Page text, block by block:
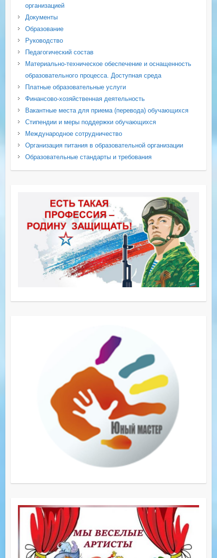
организацией
Документы
Образование
Руководство
Педагогический состав
Материально-техническое обеспечение и оснащенность
образовательного процесса. Доступная среда
Платные образовательные услуги
Финансово-хозяйственная деятельность
Вакантные места для приема (перевода) обучающихся
Стипендии и меры поддержки обучающихся
Международное сотрудничество
Организация питания в образовательной организации
Образовательные стандарты и требования